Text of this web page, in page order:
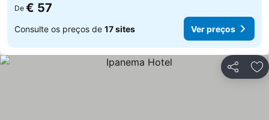
De € 57
Consulte os preços de 17 sites Ver preços
Partilhar